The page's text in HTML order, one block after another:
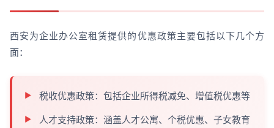
西安为企业办公室租赁提供的优惠政策主要包括以下几个方
面：
税收优惠政策：包括企业所得税减免、增值税优惠等
人才支持政策：涵盖人才公寓、个税优惠、子女教育